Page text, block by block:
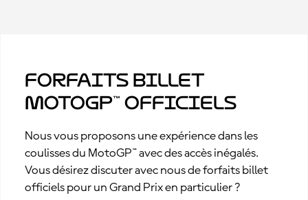
Forfaits billet
MotoGP™ officiels
Nous vous proposons une expérience dans les
coulisses du MotoGP™ avec des accès inégalés.
Vous désirez discuter avec nous de forfaits billet
officiels pour un Grand Prix en particulier ?